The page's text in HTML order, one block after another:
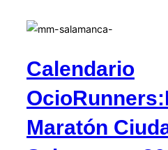
Calendario
Maratón